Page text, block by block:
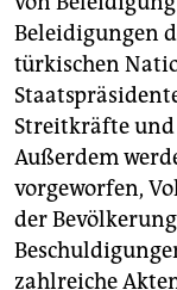
Beleidigungen
türkischen
Streitkräfte und
Außerdem
vorgeworfen,
der
zahlreiche